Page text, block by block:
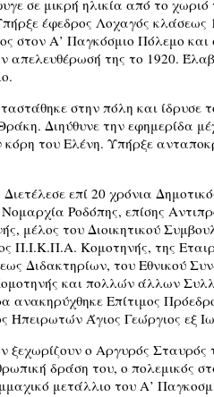
σε μικρή ηλικία από το
έφεδρος Λοχαγός κλάσεως
στον Α’ Παγκόσμιο Πόλεμο
της το 1920.
στην πόλη και ίδρυσε
Διηύθυνε την εφημερίδα
του Ελένη. Υπήρξε
επί 20 χρόνια
Ροδόπης, επίσης
μέλος του Διοικητικού
Π.Ι.Κ.Π.Α. Κομοτηνής, της
Διδακτηρίων, του Εθνικού
και πολλών άλλων
ανακηρύχθηκε Επίτιμος
Ηπειρωτών Άγιος Γεώργιος εξ
ξεχωρίζουν ο Αργυρός
δράση του, ο πολεμικός
μετάλλιο του Α’